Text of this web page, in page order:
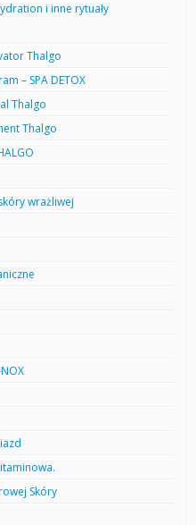
i inne rytuały
Thalgo
– SPA DETOX
Thalgo
Thalgo
wrażliwej
Skóry